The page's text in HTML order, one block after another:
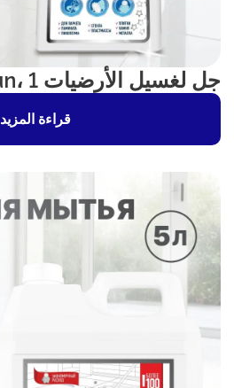
جل لغسيل الأرضيات YokoSun، 1 لتر
قراءة المزيد